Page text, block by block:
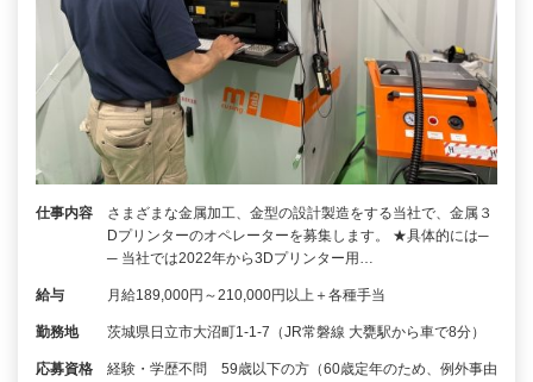
仕事内容
さまざまな金属加工、金型の設計製造をする当社で、金属３
Dプリンターのオペレーターを募集します。 ★具体的には─
─ 当社では2022年から3Dプリンター用…
給与 月給189,000円～210,000円以上＋各種手当
勤務地 茨城県日立市大沼町1-1-7（JR常磐線 大甕駅から車で8分）
応募資格
経験・学歴不問 59歳以下の方（60歳定年のため、例外事由